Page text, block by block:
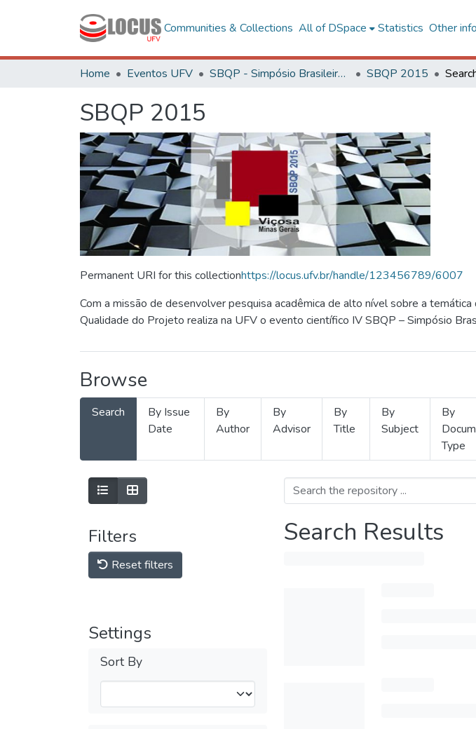
Communities & Collections All of DSpace Statistics Other
Home Eventos UFV SBQP - Simpósio Brasileiro de Qualidade do Projeto no Ambiente Construído SBQP 2015
SBQP 2015
Permanent URI for this collectionhttps://locus.ufv.br/handle/123456789/6007
Com a missão de desenvolver pesquisa acadêmica de alto nível sobre a
Qualidade do Projeto realiza na UFV o evento científico IV SBQP – Simpósio
Browse
Search
By Issue
Date
By
Author
By
Advisor
By
Title
By
Subject
By
Type
Filters
Reset filters
Settings
Sort By
Search Results